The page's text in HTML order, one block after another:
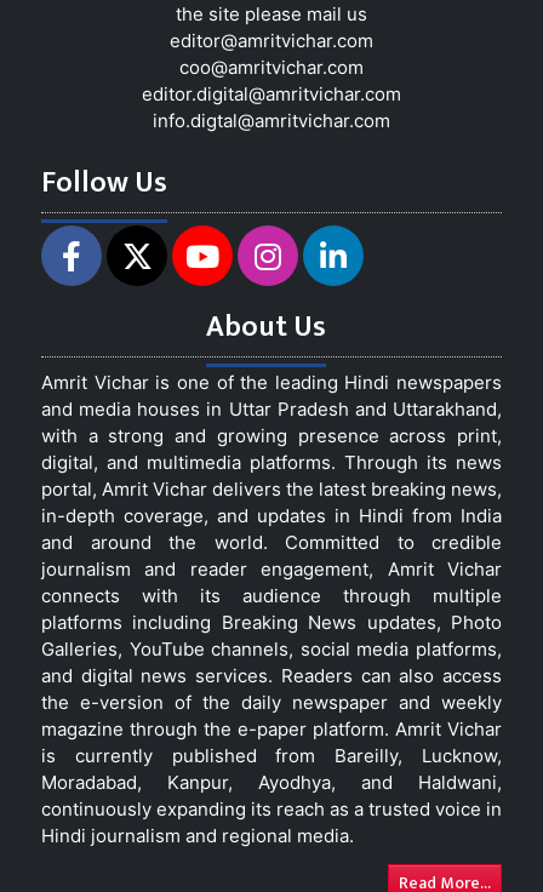
the site please mail us
editor@amritvichar.com
coo@amritvichar.com
editor.digital@amritvichar.com
info.digtal@amritvichar.com
Follow Us
About Us
Amrit Vichar is one of the leading Hindi newspapers
and media houses in Uttar Pradesh and Uttarakhand,
with a strong and growing presence across print,
digital, and multimedia platforms. Through its news
portal, Amrit Vichar delivers the latest breaking news,
in-depth coverage, and updates in Hindi from India
and around the world. Committed to credible
journalism and reader engagement, Amrit Vichar
connects with its audience through multiple
platforms including Breaking News updates, Photo
Galleries, YouTube channels, social media platforms,
and digital news services. Readers can also access
the e-version of the daily newspaper and weekly
magazine through the e-paper platform. Amrit Vichar
is currently published from Bareilly, Lucknow,
Moradabad, Kanpur, Ayodhya, and Haldwani,
continuously expanding its reach as a trusted voice in
Hindi journalism and regional media.
Read More...